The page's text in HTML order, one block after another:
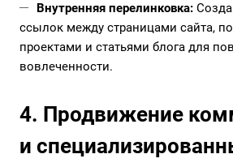
Внутренняя перелинковка:
ссылок между страницами сайта,
проектами и статьями блога для
вовлеченности.
4. Продвижение
и